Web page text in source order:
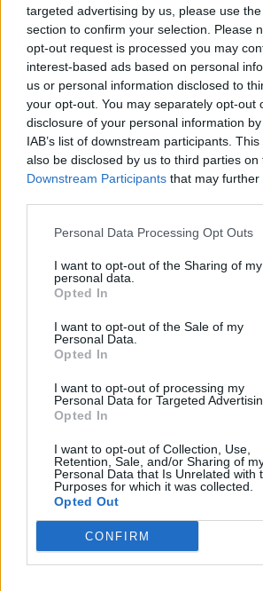
targeted advertising by us, please use
section to confirm your selection. Please
opt-out request is processed you may
interest-based ads based on personal
us or personal information disclosed to
your opt-out. You may separately opt-out
disclosure of your personal information
IAB’s list of downstream participants.
also be disclosed by us to third parties on
Downstream Participants that may
Personal Data Processing Opt Outs
I want to opt-out of the Sharing of my
personal data.
Opted In
I want to opt-out of the Sale of my
Personal Data.
Opted In
I want to opt-out of processing my
Personal Data for Targeted
Opted In
I want to opt-out of Collection, Use,
Retention, Sale, and/or Sharing of
Personal Data that Is Unrelated with
Purposes for which it was collected.
Opted Out
CONFIRM
Πηγή:SanSimera.gr
μάθετε πρώτοιόλες τις ειδήσεις
ΣΑΝ ΣΗΜΕΡΑ
ΛΟΥΝΤΒΙΧ